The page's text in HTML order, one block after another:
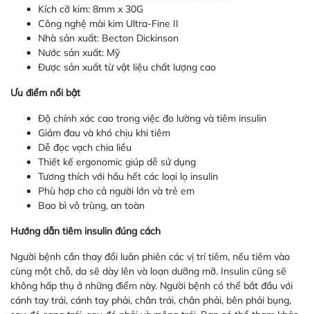
Kích cỡ kim: 8mm x 30G
Công nghệ mài kim Ultra-Fine II
Nhà sản xuất: Becton Dickinson
Nước sản xuất: Mỹ
Được sản xuất từ vật liệu chất lượng cao
Ưu điểm nổi bật
Độ chính xác cao trong việc đo lường và tiêm insulin
Giảm đau và khó chịu khi tiêm
Dễ đọc vạch chia liều
Thiết kế ergonomic giúp dễ sử dụng
Tương thích với hầu hết các loại lọ insulin
Phù hợp cho cả người lớn và trẻ em
Bao bì vô trùng, an toàn
Hướng dẫn tiêm insulin đúng cách
Người bệnh cần thay đổi luân phiên các vị trí tiêm, nếu tiêm vào
cùng một chỗ, da sẽ dày lên và loạn dưỡng mỡ. Insulin cũng sẽ
không hấp thụ ở những điểm này. Người bệnh có thể bắt đầu với
cánh tay trái, cánh tay phải, chân trái, chân phải, bên phải bụng,